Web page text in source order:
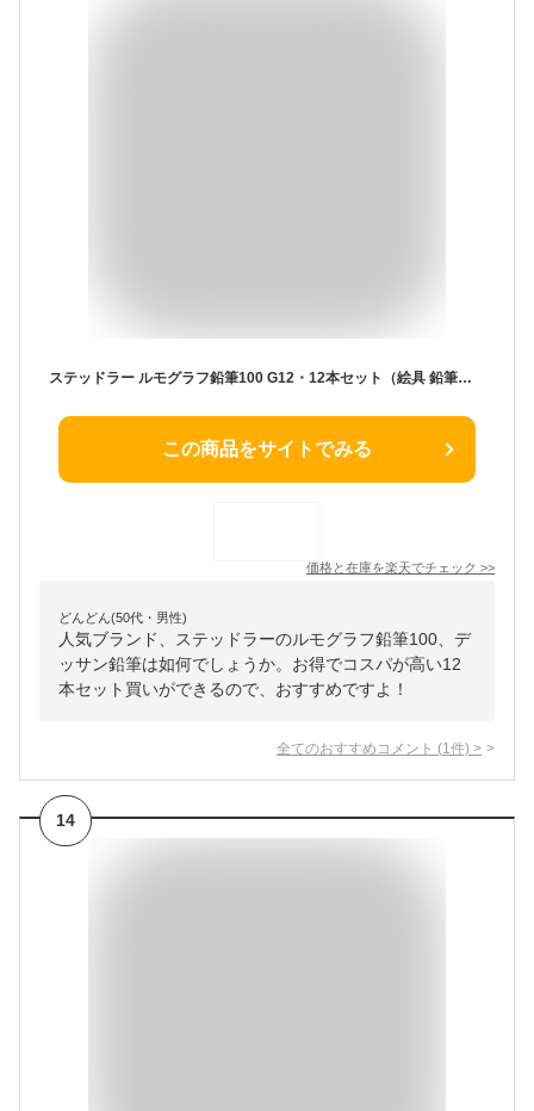
ステッドラー ルモグラフ鉛筆100 G12・12本セット（絵具 鉛筆・デッサン用品）
この商品をサイトでみる
価格と在庫を楽天でチェック >>
どんどん(50代・男性)
人気ブランド、ステッドラーのルモグラフ鉛筆100、デ
ッサン鉛筆は如何でしょうか。お得でコスパが高い12
本セット買いができるので、おすすめですよ！
全てのおすすめコメント (1 件) >
14